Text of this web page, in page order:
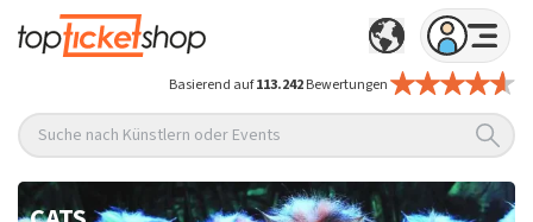
Basierend auf113.242Bewertungen
Suche nach Künstlern oder Events